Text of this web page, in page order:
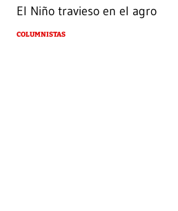
El Niño travieso en el agro
COLUMNISTAS